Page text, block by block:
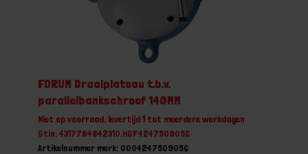
FORUM Draaiplateau t.b.v.
parallelbankschroef 140MM
Niet op voorraad, levertijd 1 tot meerdere werkdagen
Gtin: 4317784842310,HGF4247509056
Artikelnummer merk: 0004247509056